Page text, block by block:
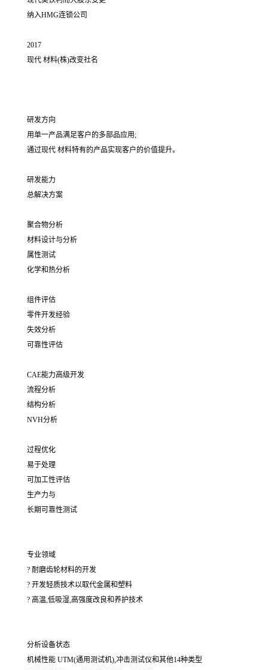
纳入HMG连锁公司
2017
现代 材料(株)改变社名
研发方向
用单一产品满足客户的多部品应用;
通过现代 材料特有的产品实现客户的价值提升。
研发能力
总解决方案
聚合物分析
材料设计与分析
属性测试
化学和热分析
组件评估
零件开发经验
失效分析
可靠性评估
CAE能力高级开发
流程分析
结构分析
NVH分析
过程优化
易于处理
可加工性评估
生产力与
长期可靠性测试
专业领域
? 耐磨齿轮材料的开发
? 开发轻质技术以取代金属和塑料
? 高温,低吸湿,高强度改良和养护技术
分析设备状态
机械性能 UTM(通用测试机),冲击测试仪和其他14种类型